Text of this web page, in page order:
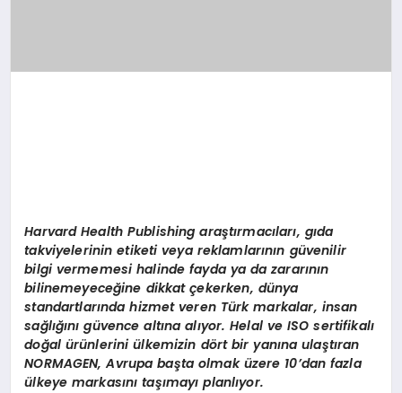
Harvard Health Publishing araştırmacıları, gıda
takviyelerinin etiketi veya reklamlarının güvenilir
bilgi vermemesi halinde fayda ya da zararının
bilinemeyeceğine dikkat çekerken, dünya
standartlarında hizmet veren Türk markalar, insan
sağlığını güvence altına alıyor. Helal ve ISO sertifikalı
doğal ürünlerini ülkemizin dört bir yanına ulaştıran
NORMAGEN, Avrupa başta olmak üzere 10’dan fazla
ülkeye markasını taşımayı planlıyor.